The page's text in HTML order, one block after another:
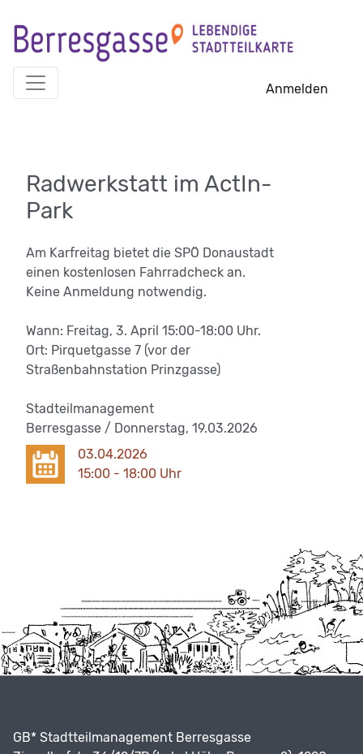
content
Anmelden
Radwerkstatt im ActIn-
Park
Am Karfreitag bietet die SPÖ Donaustadt
einen kostenlosen Fahrradcheck an.
Keine Anmeldung notwendig.
Wann: Freitag, 3. April 15:00-18:00 Uhr.
Ort: Pirquetgasse 7 (vor der
Straßenbahnstation Prinzgasse)
Stadteilmanagement
Berresgasse / Donnerstag, 19.03.2026
03.04.2026
15:00 - 18:00 Uhr
GB* Stadtteilmanagement Berresgasse